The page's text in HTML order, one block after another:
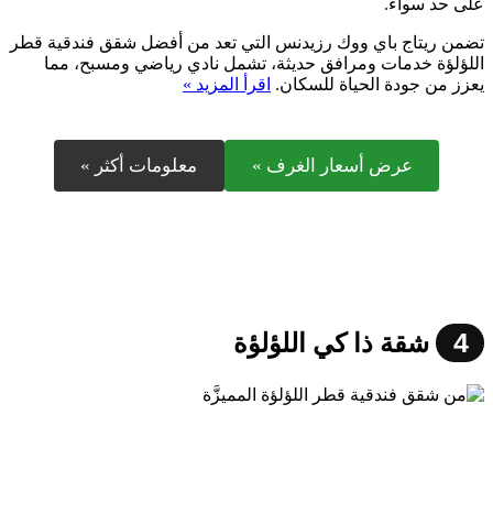
تضمن ريتاج باي ووك رزيدنس التي تعد من أفضل شقق فندقية قطر
اللؤلؤة خدمات ومرافق حديثة، تشمل نادي رياضي ومسبح، مما
يعزز من جودة الحياة للسكان. اقرأ المزيد »
عرض أسعار الغرف » معلومات أكثر »
4 شقة ذا كي اللؤلؤة